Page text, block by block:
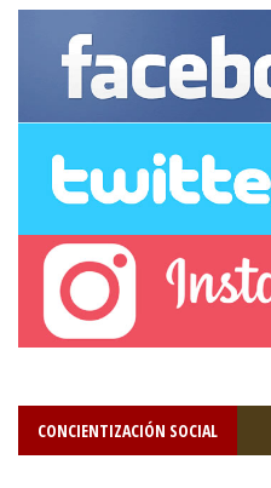
CONCIENTIZACIÓN SOCIAL